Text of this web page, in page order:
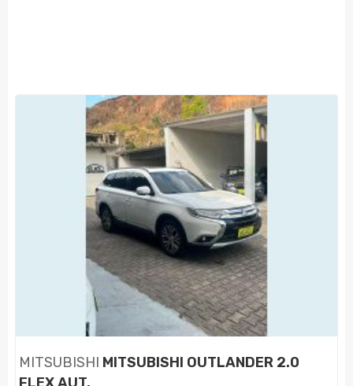
MITSUBISHI MITSUBISHI OUTLANDER 2.0